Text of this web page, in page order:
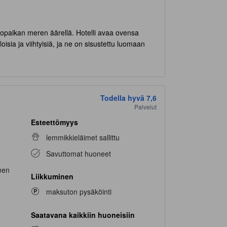
meren äärellä. Hotelli avaa ovensa
ja viihtyisiä, ja ne on sisustettu luomaan
Hotellin kaunis puutarha on
olipa kyseessä sitten aamuherkuttelu
on myös loistava paikka viettää aikaa
yhteen. Tämä viihtyisä tila on
yhdessä muiden vieraiden kanssa. Tämä
vierailustasi entistäkin
Todella hyvä 7,6
Palvelut
Esteettömyys
lemmikkieläimet sallittu
Savuttomat huoneet
Liikkuminen
maksuton pysäköinti
Saatavana kaikkiin huoneisiin